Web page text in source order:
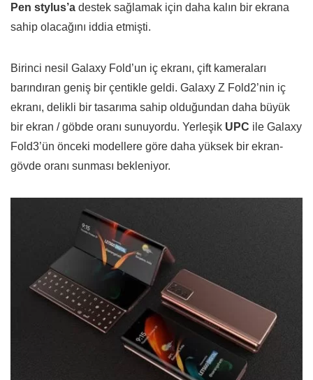
Pen stylus’a destek sağlamak için daha kalın bir ekrana
sahip olacağını iddia etmişti.
Birinci nesil Galaxy Fold’un iç ekranı, çift kameraları
barındıran geniş bir çentikle geldi. Galaxy Z Fold2’nin iç
ekranı, delikli bir tasarıma sahip olduğundan daha büyük
bir ekran / göbde oranı sunuyordu. Yerleşik UPC ile Galaxy
Fold3’ün önceki modellere göre daha yüksek bir ekran-
gövde oranı sunması bekleniyor.